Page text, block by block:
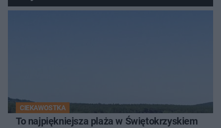
CIEKAWOSTKA
To najpiękniejsza plaża w Świętokrzyskiem